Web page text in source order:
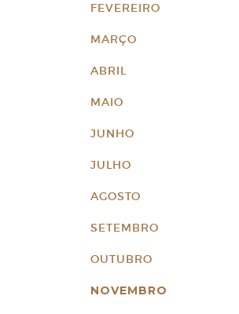
FEVEREIRO
MARÇO
ABRIL
MAIO
JUNHO
JULHO
AGOSTO
SETEMBRO
OUTUBRO
NOVEMBRO